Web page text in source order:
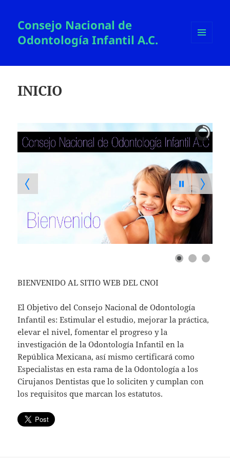
Consejo Nacional de
Odontología Infantil A.C.
WIDGETS
INICIO
BIENVENIDO AL SITIO WEB DEL CNOI
El Objetivo del Consejo Nacional de Odontología
Infantil es: Estimular el estudio, mejorar la práctica,
elevar el nivel, fomentar el progreso y la
investigación de la Odontología Infantil en la
República Mexicana, así mismo certificará como
Especialistas en esta rama de la Odontología a los
Cirujanos Dentistas que lo soliciten y cumplan con
los requisitos que marcan los estatutos.